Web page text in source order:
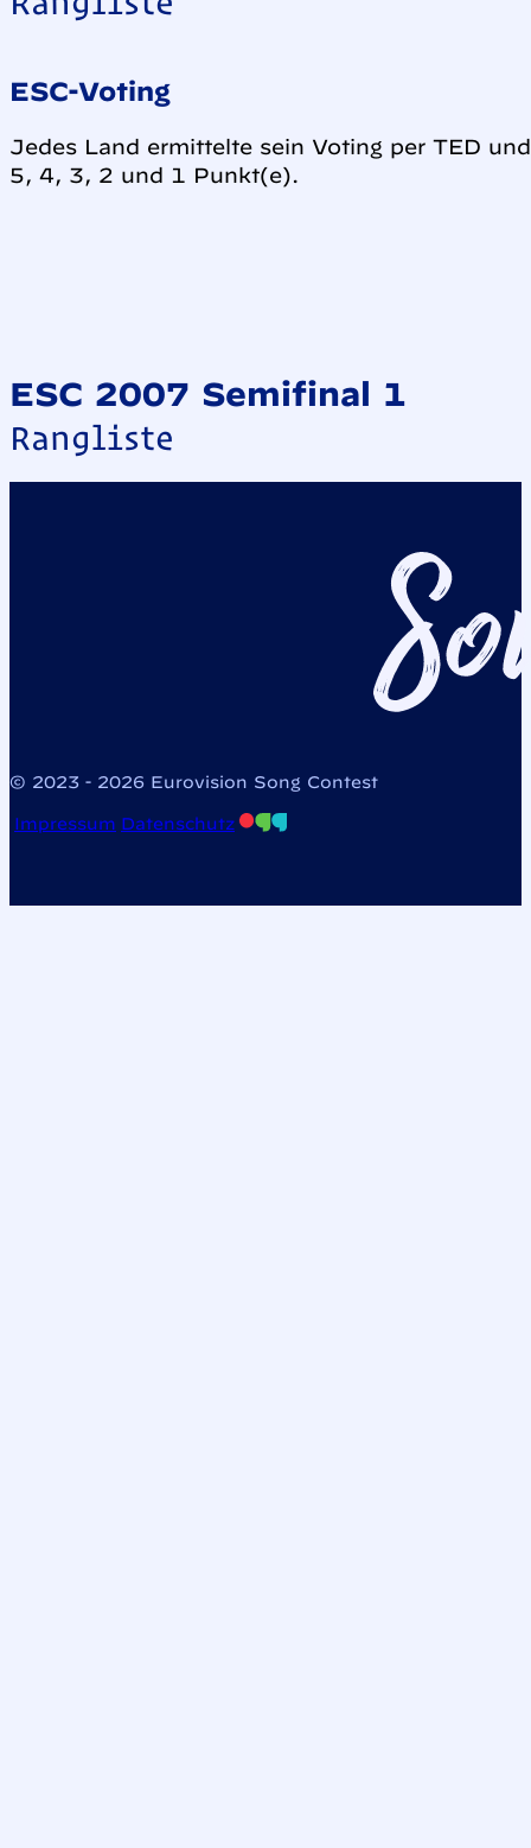
ESC-Voting
Jedes Land ermittelte sein Voting per TED
5, 4, 3, 2 und 1 Punkt(e).
ESC 2007 Semifinal 1
Rangliste
© 2023 - 2026 Eurovision Song Contest
Impressum Datenschutz